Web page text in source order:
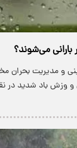
می‌شوند؟
و مدیریت بحران
و وزش باد شدید در